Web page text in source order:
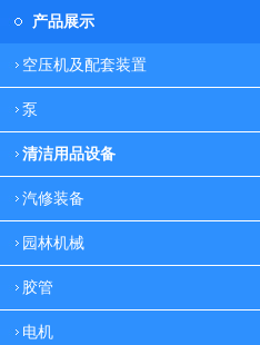
产品展示
空压机及配套装置
泵
清洁用品设备
汽修装备
园林机械
胶管
电机